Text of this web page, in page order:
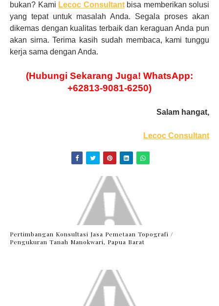
bukan? Kami Lecoc Consultantbisa memberikan solusi
yang tepat untuk masalahAnda. Segala proses akan
dikemas dengan kualitas terbaik dan keraguanAnda pun
akan sirna. Terima kasih sudah membaca, kami tunggu
kerja sama dengan Anda.
(Hubungi Sekarang Juga! WhatsApp:
+62813-9081-6250)
Salam hangat,
Lecoc Consultant
Pertimbangan Konsultasi Jasa Pemetaan Topografi /
Pengukuran Tanah Manokwari, Papua Barat